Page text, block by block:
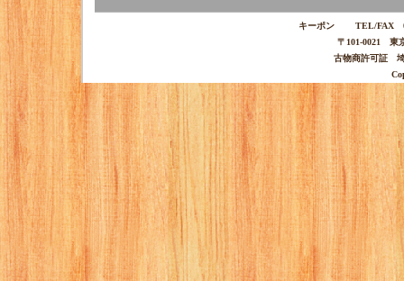
キーポン TEL/FAX
〒101-0021 東
古物商許可証